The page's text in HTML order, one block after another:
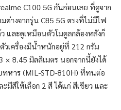
C100 5G กันก่อนเลย ที่ดูจาก
างจากรุ่น C85 5G ตรงที่ไม่มีไฟ
และดูเหมือนตัวโมดูลกล้องหลังก็
เครื่องมีน้ำหนักอยู่ที่ 212 กรัม
8.45 มิลลิเมตร นอกจากนี้ยังได้
หาร (MIL-STD-810H) ที่ทนต่อ
มีสีให้เลือก 2 สี ได้แก่ สีเขียว และ